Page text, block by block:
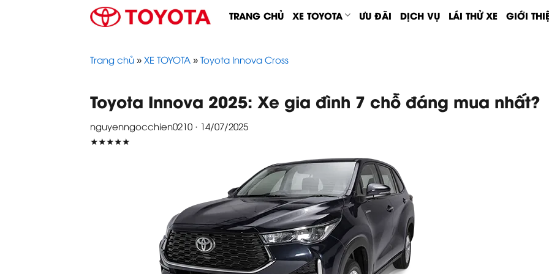
TRANG CHỦ XE TOYOTA ƯU ĐÃI DỊCH VỤ LÁI THỬ XE GIỚI
Trang chủ » XE TOYOTA » Toyota Innova Cross
Toyota Innova 2025: Xe gia đình 7 chỗ đáng mua nhất?
nguyenngocchien0210 · 14/07/2025
★★★★★